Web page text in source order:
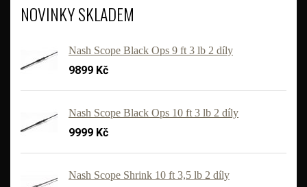
NOVINKY SKLADEM
Nash Scope Black Ops 9 ft 3 lb 2 díly
9899 Kč
Nash Scope Black Ops 10 ft 3 lb 2 díly
9999 Kč
Nash Scope Shrink 10 ft 3,5 lb 2 díly